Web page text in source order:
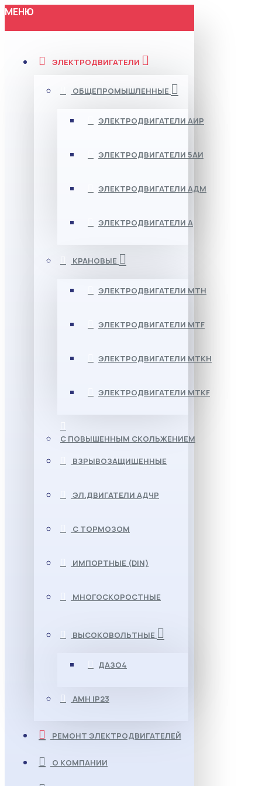
МЕНЮ
ЭЛЕКТРОДВИГАТЕЛИ
ОБЩЕПРОМЫШЛЕННЫЕ
ЭЛЕКТРОДВИГАТЕЛИ АИР
ЭЛЕКТРОДВИГАТЕЛИ 5АИ
ЭЛЕКТРОДВИГАТЕЛИ АДМ
ЭЛЕКТРОДВИГАТЕЛИ А
КРАНОВЫЕ
ЭЛЕКТРОДВИГАТЕЛИ МТН
ЭЛЕКТРОДВИГАТЕЛИ MTF
ЭЛЕКТРОДВИГАТЕЛИ МТКН
ЭЛЕКТРОДВИГАТЕЛИ MTKF
С ПОВЫШЕННЫМ СКОЛЬЖЕНИЕМ
ВЗРЫВОЗАЩИЩЕННЫЕ
ЭЛ.ДВИГАТЕЛИ АДЧР
С ТОРМОЗОМ
ИМПОРТНЫЕ (DIN)
МНОГОСКОРОСТНЫЕ
ВЫСОКОВОЛЬТНЫЕ
ДАЗО4
АМН IP23
РЕМОНТ ЭЛЕКТРОДВИГАТЕЛЕЙ
О КОМПАНИИ